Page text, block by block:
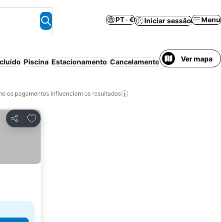
PT · € Iniciar sessão Menu
Piscina Estacionamento Cancelamento gratuitoVer mapa
os pagamentos influenciam os resultados
Partilhar
Adicionar aos favoritos